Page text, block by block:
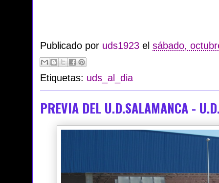
Publicado por uds1923 el sábado,
Etiquetas: uds_al_dia
PREVIA DEL U.D.SALAMANCA -